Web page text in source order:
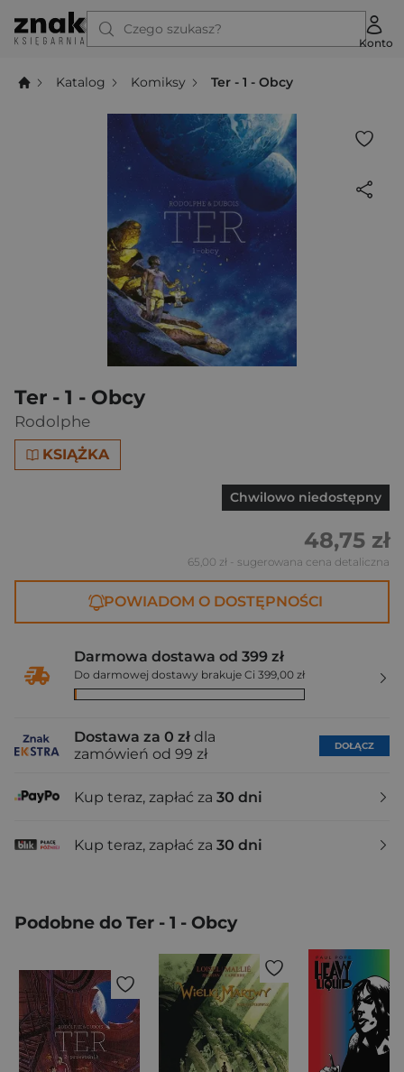
Czego szukasz?
Konto
Katalog Komiksy Ter - 1 - Obcy
Ter - 1 - Obcy
Rodolphe
KSIĄŻKA
Chwilowo niedostępny
48,75 zł
65,00 zł - sugerowana cena detaliczna
POWIADOM O DOSTĘPNOŚCI
Darmowa dostawa od 399 zł
Do darmowej dostawy brakuje Ci 399,00 zł
Dostawa za 0 zł dla
zamówień od 99 zł
DOŁĄCZ
Kup teraz, zapłać za 30 dni
Kup teraz, zapłać za 30 dni
Podobne do Ter - 1 - Obcy